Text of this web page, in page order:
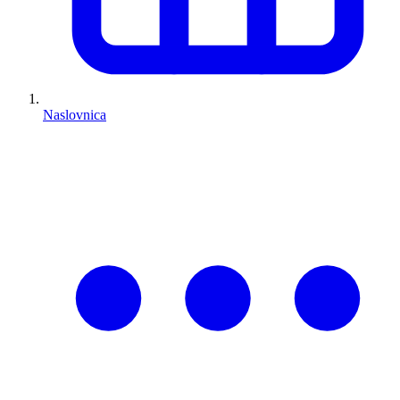
Naslovnica